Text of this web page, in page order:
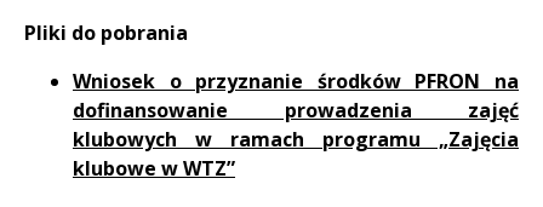
Pliki do pobrania
Wniosek o przyznanie środków PFRON na
dofinansowanie prowadzenia zajęć
klubowych w ramach programu „Zajęcia
klubowe w WTZ”